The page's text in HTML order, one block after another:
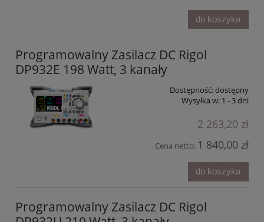
do koszyka
Programowalny Zasilacz DC Rigol
DP932E 198 Watt, 3 kanały
Dostępność:dostępny
Wysyłka w: 1 - 3 dni
2 263,20 zł
Cena netto: 1 840,00 zł
do koszyka
Programowalny Zasilacz DC Rigol